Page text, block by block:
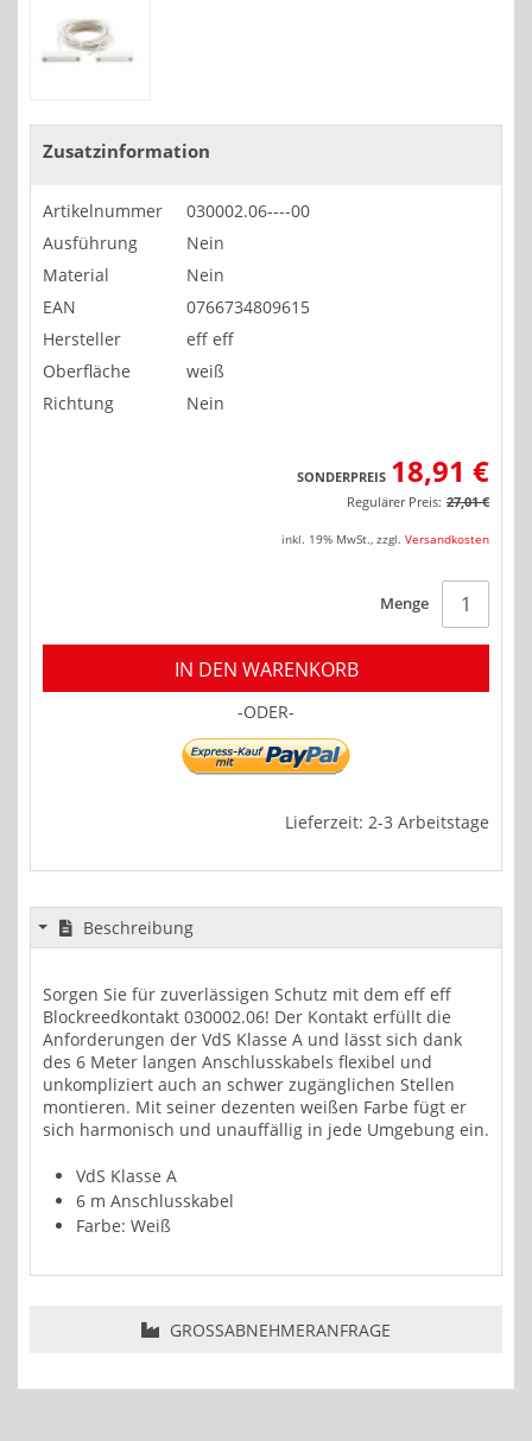
Zusatzinformation
Artikelnummer
030002.06----00
Ausführung
Nein
Material
Nein
EAN
0766734809615
Hersteller
eff eff
Oberfläche
weiß
Richtung
Nein
SONDERPREIS 18,91 €
Regulärer Preis: 27,01 €
inkl. 19% MwSt., zzgl. Versandkosten
Menge
IN DEN WARENKORB
-ODER-
Lieferzeit: 2-3 Arbeitstage
Beschreibung
Sorgen Sie für zuverlässigen Schutz mit dem eff eff
Blockreedkontakt 030002.06! Der Kontakt erfüllt die
Anforderungen der VdS Klasse A und lässt sich dank
des 6 Meter langen Anschlusskabels flexibel und
unkompliziert auch an schwer zugänglichen Stellen
montieren. Mit seiner dezenten weißen Farbe fügt er
sich harmonisch und unauffällig in jede Umgebung ein.
VdS Klasse A
6 m Anschlusskabel
Farbe: Weiß
GROSSABNEHMERANFRAGE